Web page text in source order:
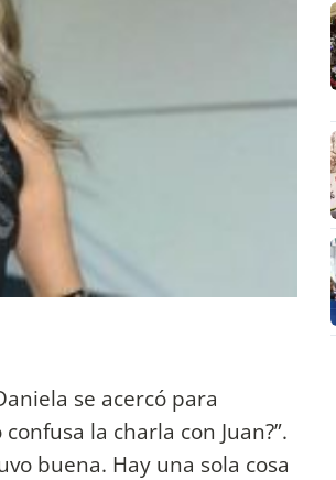
se acercó para
la charla con Juan?”.
buena. Hay una sola cosa